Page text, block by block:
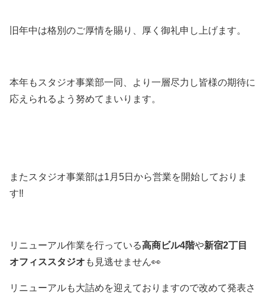
旧年中は格別のご厚情を賜り、厚く御礼申し上げます。
本年もスタジオ事業部一同、より一層尽力し皆様の期待に
応えられるよう努めてまいります。
またスタジオ事業部は1月5日から営業を開始しておりま
す‼️
リニューアル作業を行っている高商ビル4階や新宿2丁目
オフィススタジオ も見逃せません👀
リニューアルも大詰めを迎えておりますので改めて発表さ